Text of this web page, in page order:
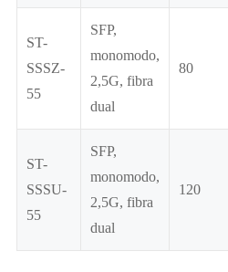
ST-
SSSZ-
55
SFP,
monomodo,
2,5G, fibra
dual
80
ST-
SSSU-
55
SFP,
monomodo,
2,5G, fibra
dual
120